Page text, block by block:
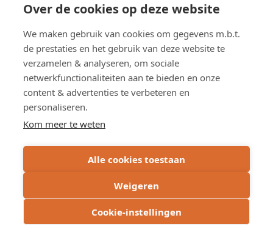
Over de cookies op deze website
We maken gebruik van cookies om gegevens m.b.t.
de prestaties en het gebruik van deze website te
verzamelen & analyseren, om sociale
netwerkfunctionaliteiten aan te bieden en onze
content & advertenties te verbeteren en
personaliseren.
Kom meer te weten
Alle cookies toestaan
Weigeren
Cookie-instellingen
naar
E403
page
Overzicht werken
Overzicht studies